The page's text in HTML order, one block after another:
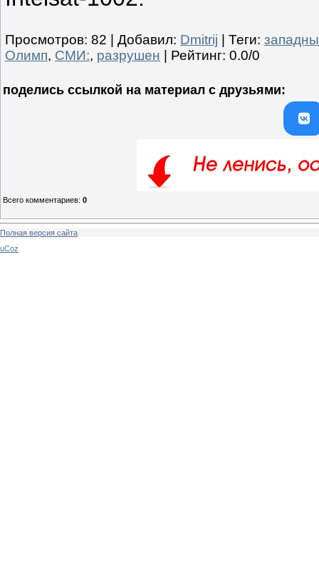
Просмотров: 82 Добавил: Dmitrij Теги:
Олимп, СМИ:, разрушен Рейтинг: 0.0/0
поделись ссылкой на материал c друзьями:
Всего комментариев: 0
Полная версия сайта
uCoz